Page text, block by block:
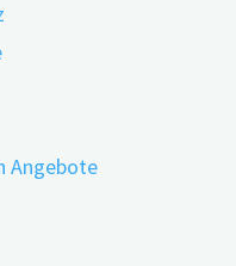
Angebote
sterben sie – und
zeigen
Alexander-
gravierende